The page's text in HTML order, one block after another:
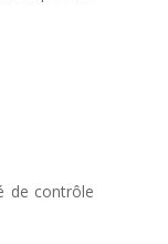
de contrôle